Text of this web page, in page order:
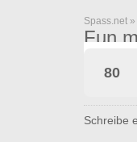
Spass.net »
Fun
80
Schreibe